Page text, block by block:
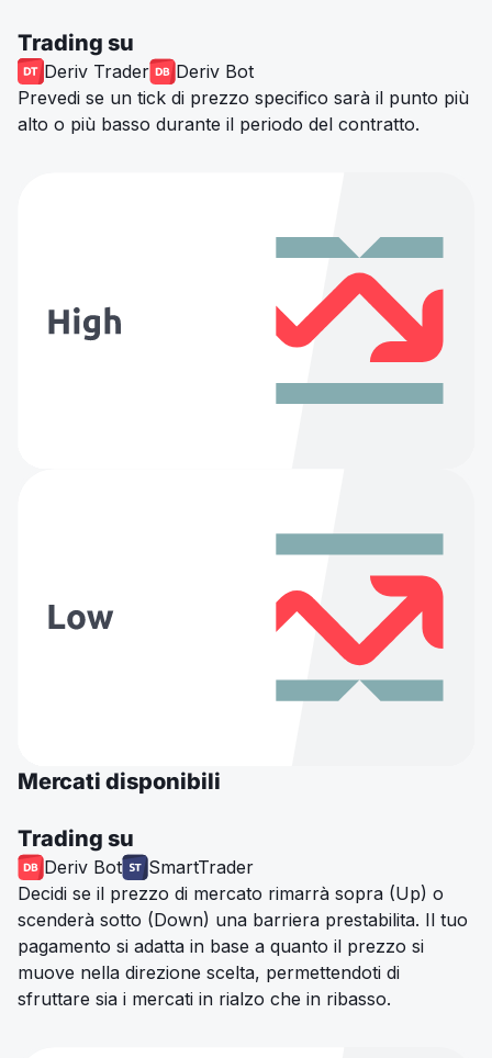
Trading su
Deriv Trader
Deriv Bot
Prevedi se un tick di prezzo specifico sarà il punto più
alto o più basso durante il periodo del contratto.
Mercati disponibili
Trading su
Deriv Bot
SmartTrader
Decidi se il prezzo di mercato rimarrà sopra (Up) o
scenderà sotto (Down) una barriera prestabilita. Il tuo
pagamento si adatta in base a quanto il prezzo si
muove nella direzione scelta, permettendoti di
sfruttare sia i mercati in rialzo che in ribasso.